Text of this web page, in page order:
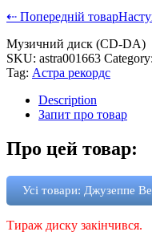
⇠ Попередній товар
Музичний диск (CD-DA)
SKU: astra001663 Category:
Tag: Астра рекордс
Description
Запит про товар
Про цей товар:
Усі товари: Джузеппе
Тираж диску закінчився.